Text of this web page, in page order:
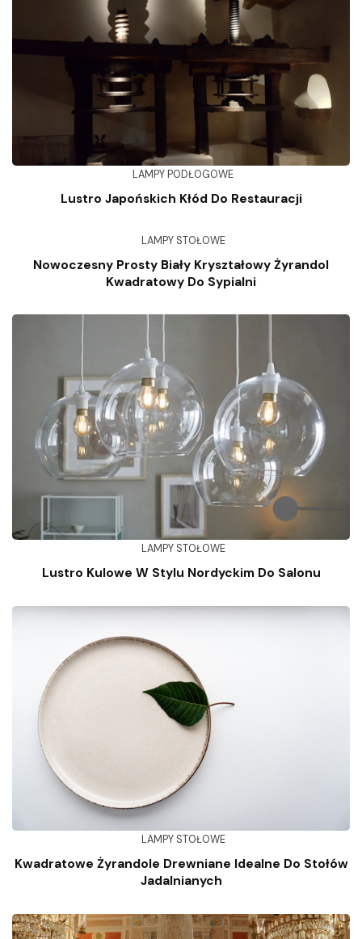
LAMPY PODŁOGOWE
Lustro Japońskich Kłód Do Restauracji
LAMPY STOŁOWE
Nowoczesny Prosty Biały Kryształowy Żyrandol
Kwadratowy Do Sypialni
LAMPY STOŁOWE
Lustro Kulowe W Stylu Nordyckim Do Salonu
LAMPY STOŁOWE
Kwadratowe Żyrandole Drewniane Idealne Do Stołów
Jadalnianych